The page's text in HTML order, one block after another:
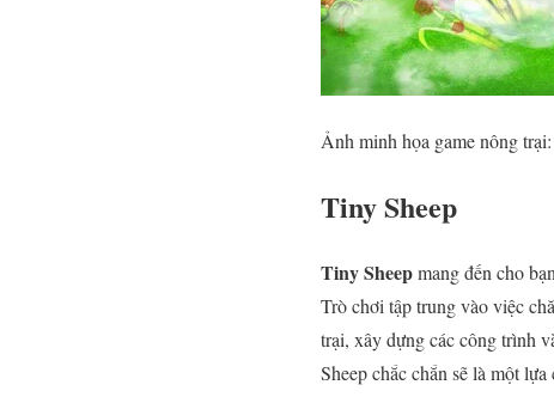
Ảnh minh họa game nông
Tiny Sheep
Tiny Sheepmang đến cho
Trò chơi tập trung vào việc
trại, xây dựng các công trình
Sheep chắc chắn sẽ là một